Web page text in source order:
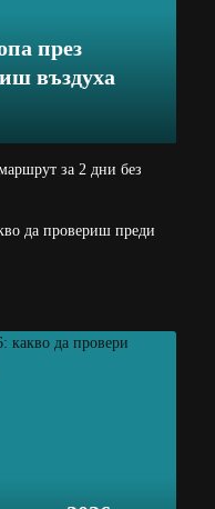
през
въздуха
за 2 дни без
да провериш преди